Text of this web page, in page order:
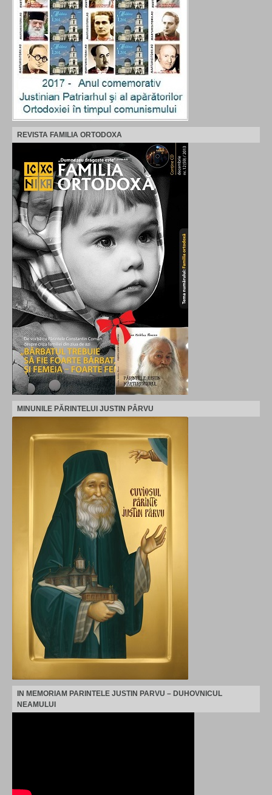
REVISTA FAMILIA ORTODOXA
MINUNILE PĂRINTELUI JUSTIN PÂRVU
IN MEMORIAM PARINTELE JUSTIN PARVU – DUHOVNICUL
NEAMULUI